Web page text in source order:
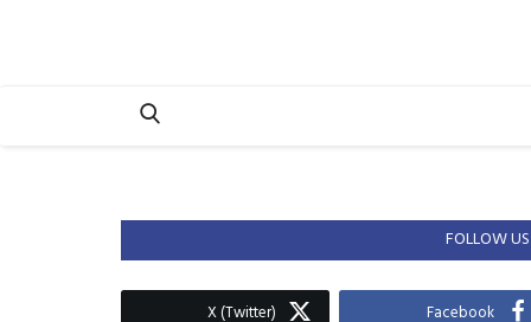
FOLLOW US
Facebook
X (Twitter)